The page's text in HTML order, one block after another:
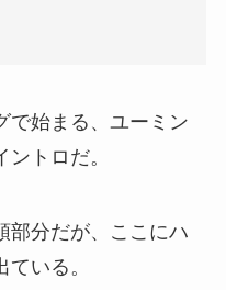
で始まる、ユーミン
トロだ。
部分だが、ここにハ
いる。